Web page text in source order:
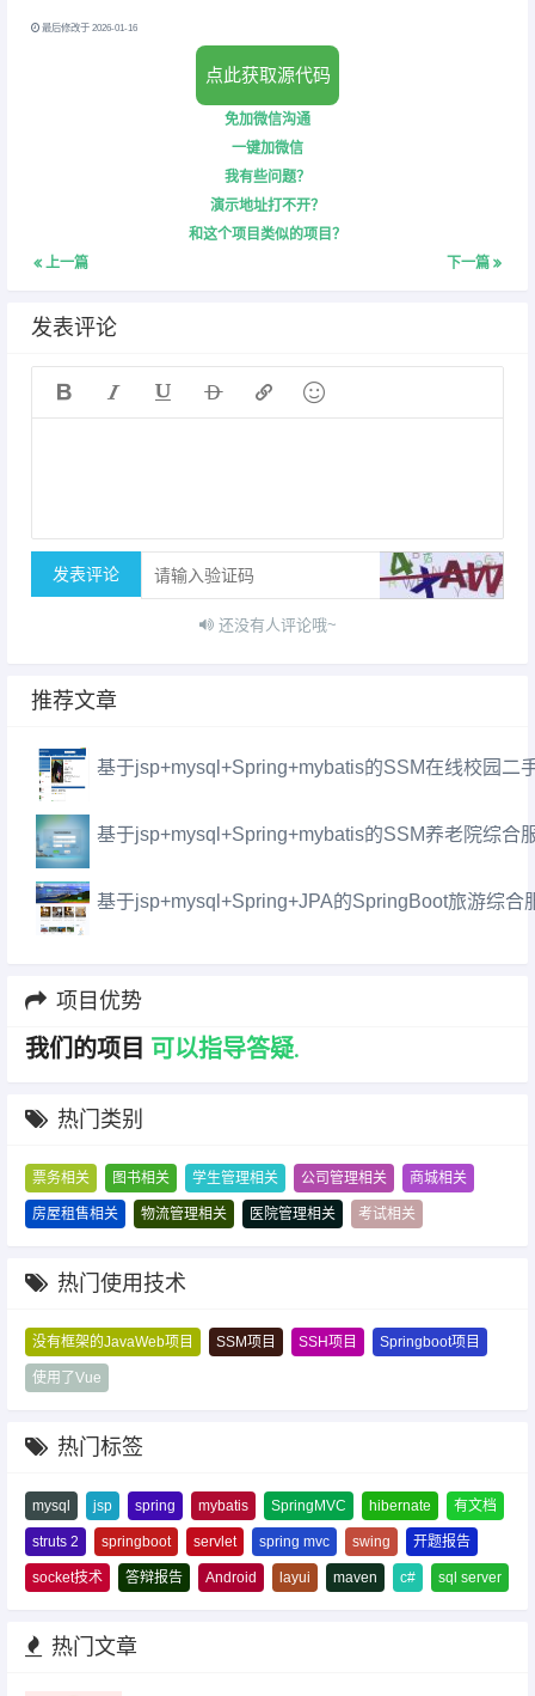
最后修改于 2026-01-16
点此获取源代码
免加微信沟通
一键加微信
我有些问题？
演示地址打不开？
和这个项目类似的项目？
上一篇
下一篇
发表评论
     
发表评论
还没有人评论哦~
推荐文章
基于jsp+mysql+Spring+mybatis的SSM在线校园二
基于jsp+mysql+Spring+mybatis的SSM养老院综合
基于jsp+mysql+Spring+JPA的SpringBoot旅游综合
项目优势
我们的项目 导答疑.
热门类别
票务相关 图书相关 学生管理相关 公司管理相关 商城相关
房屋租售相关 物流管理相关 医院管理相关 考试相关
热门使用技术
没有框架的JavaWeb项目 SSM项目 SSH项目 Springboot项目
使用了Vue
热门标签
mysql jsp spring mybatis SpringMVC hibernate 有文档
struts 2 springboot servlet spring mvc swing 开题报告
socket技术 答辩报告 Android layui maven c# sql server
热门文章